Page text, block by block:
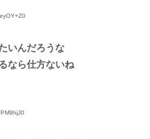
いんだろうな
なら仕方ないね